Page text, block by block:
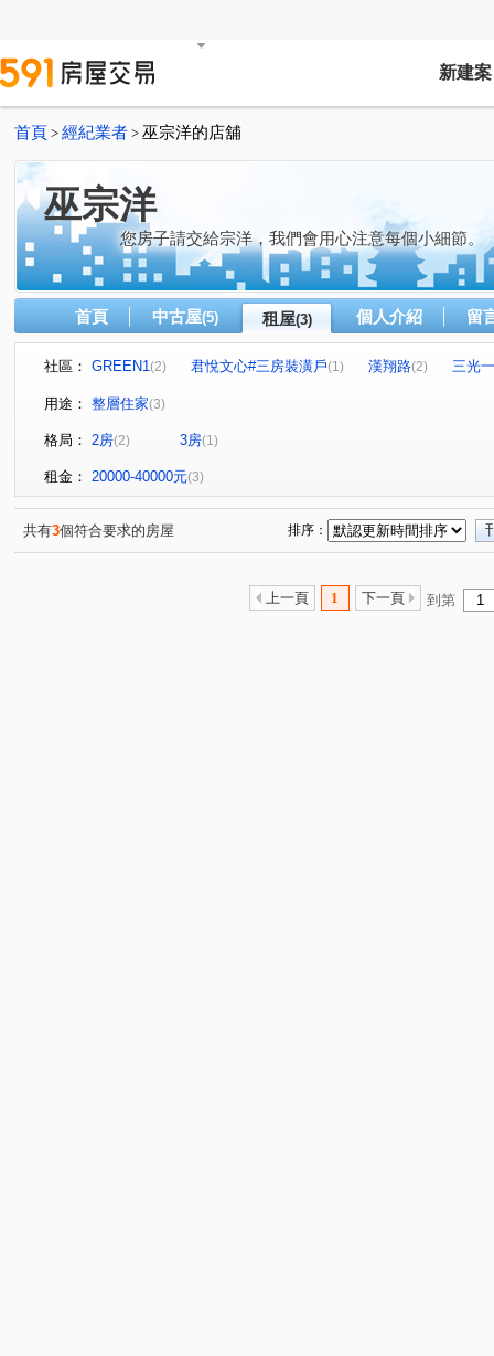
新建案
首頁 > 經紀業者 > 巫宗洋的店舖
巫宗洋
您房子請交給宗洋，我們會用心注意每個小細節。
首頁 中古屋(5) 租屋(3) 個人介紹 留
社區： GREEN1(2) 君悅文心#三房裝潢戶(1) 漢翔路(2) 三光
用途： 整層住家(3)
格局： 2房(2) 3房(1)
租金： 20000-40000元(3)
共有3個符合要求的房屋 排序：
上一頁 1 下一頁 到第